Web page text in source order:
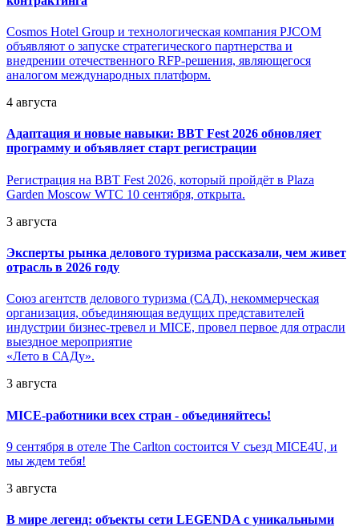
Cosmos Hotel Group и технологическая компания PJCOM
объявляют о запуске стратегического партнерства и
внедрении отечественного RFP-решения, являющегося
аналогом международных платформ.
4 августа
Адаптация и новые навыки: BBT Fest 2026 обновляет
программу и объявляет старт регистрации
Регистрация на BBT Fest 2026, который пройдёт в Plaza
Garden Moscow WTC 10 сентября, открыта.
3 августа
Эксперты рынка делового туризма рассказали, чем живет
отрасль в 2026 году
Союз агентств делового туризма (САД), некоммерческая
организация, объединяющая ведущих представителей
индустрии бизнес-тревел и MICE, провел первое для отрасли
выездное мероприятие
«Лето в САДу».
3 августа
MICE-работники всех стран - объединяйтесь!
9 сентября в отеле The Carlton состоится V съезд MICE4U, и
мы ждем тебя!
3 августа
В мире легенд: объекты сети LEGENDA с уникальными